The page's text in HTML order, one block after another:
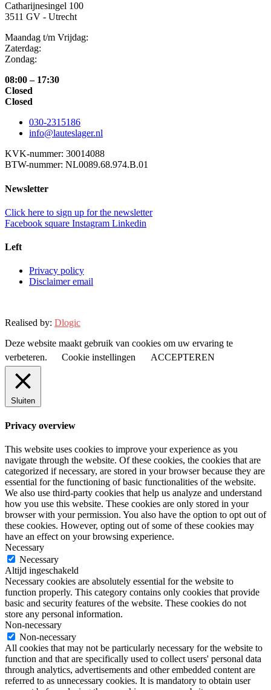
Catharijnesingel 100
3511 GV - Utrecht
Maandag t/m Vrijdag:
Zaterdag:
Zondag:
08:00 – 17:30
Closed
Closed
030-2315186
info@lauteslager.nl
KVK-nummer: 30014088
BTW-nummer: NL0089.68.974.B.01
Newsletter
Click here to sign up for the newsletter
Facebook square Instagram Linkedin
Left
Privacy policy
Disclaimer email
Realised by: Dlogic
Deze website maakt gebruik van cookies om uw ervaring te
verbeteren.
Cookie instellingen ACCEPTEREN
Sluiten
Privacy overview
This website uses cookies to improve your experience as you
navigate through the website. Of these cookies, the cookies that are
categorized if necessary, are stored in your browser because they are
essential for the functioning of basic functionalities of the website.
We also use third-party cookies that help us analyze and understand
how you use this website. These cookies are only stored in your
browser with your permission. You also have the option to opt out of
these cookies. However, opting out of some of these cookies may
have an effect on your browsing experience.
Necessary
Necessary
Altijd ingeschakeld
Necessary cookies are absolutely essential for the website to
function properly. This category contains only cookies that provide
basic and security features of the website. These cookies do not
store any personal information.
Non-necessary
Non-necessary
All cookies that may not be particularly necessary for the website to
function and that are specifically used to collect users' personal data
through analytics, advertisements and other embedded content are
referred to as unnecessary cookies. It is mandatory to obtain user